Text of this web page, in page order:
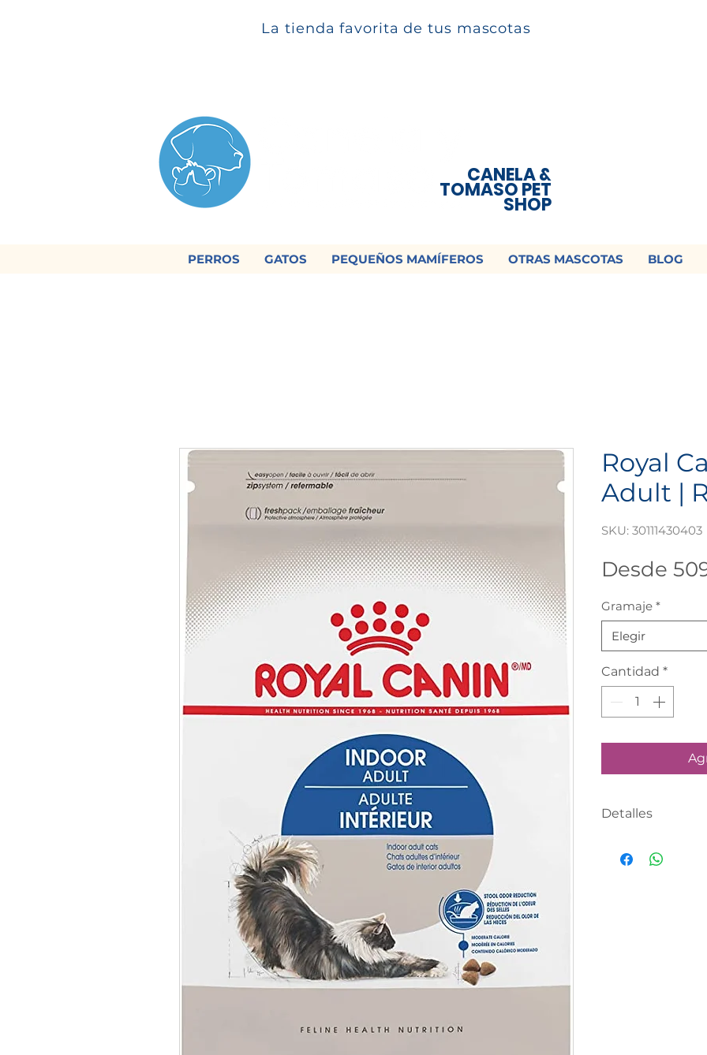
La tienda favorita de tus mascotas
CANELA &
TOMASO PET
SHOP
PERROS GATOS PEQUEÑOS MAMÍFEROS OTRAS MASCOTAS BLOG
Royal
Adult |
SKU: 30111430403
Desde
Gramaje *
Elegir
Cantidad *
Detalles
tienda